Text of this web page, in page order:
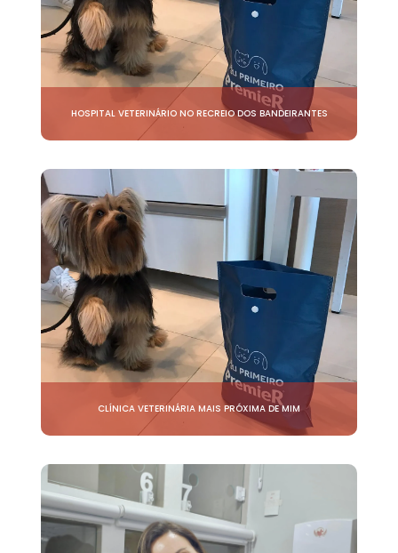
HOSPITAL VETERINÁRIO NO RECREIO DOS BANDEIRANTES
CLÍNICA VETERINÁRIA MAIS PRÓXIMA DE MIM